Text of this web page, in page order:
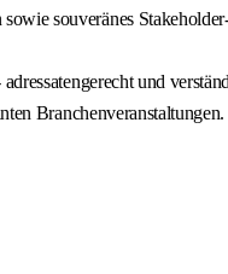
souveränes
und
Branchenveranstaltungen.